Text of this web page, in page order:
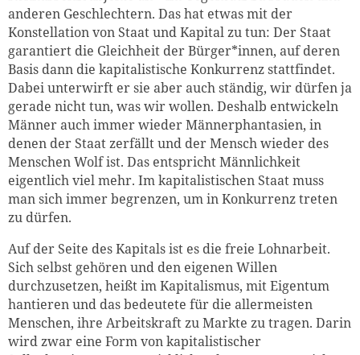
anderen Geschlechtern. Das hat etwas mit der
Konstellation von Staat und Kapital zu tun: Der Staat
garantiert die Gleichheit der Bürger*innen, auf deren
Basis dann die kapitalistische Konkurrenz stattfindet.
Dabei unterwirft er sie aber auch ständig, wir dürfen ja
gerade nicht tun, was wir wollen. Deshalb entwickeln
Männer auch immer wieder Männerphantasien, in
denen der Staat zerfällt und der Mensch wieder des
Menschen Wolf ist. Das entspricht Männlichkeit
eigentlich viel mehr. Im kapitalistischen Staat muss
man sich immer begrenzen, um in Konkurrenz treten
zu dürfen.
Auf der Seite des Kapitals ist es die freie Lohnarbeit.
Sich selbst gehören und den eigenen Willen
durchzusetzen, heißt im Kapitalismus, mit Eigentum
hantieren und das bedeutete für die allermeisten
Menschen, ihre Arbeitskraft zu Markte zu tragen. Darin
wird zwar eine Form von kapitalistischer